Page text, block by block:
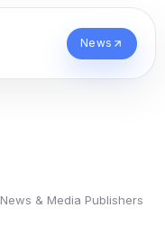
News
News & Media Publishers